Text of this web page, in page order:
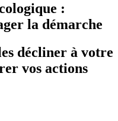
:
la démarche
décliner à votre
vos actions